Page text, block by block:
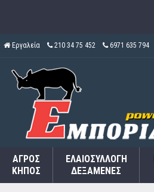
Εργαλεία 210 34 75 452 6971 635 794
ΑΓΡΌΣ
ΚΉΠΟΣ
ΕΛΑΙΟΣΥΛΛΟΓΉ
ΔΕΞΑΜΕΝΈΣ